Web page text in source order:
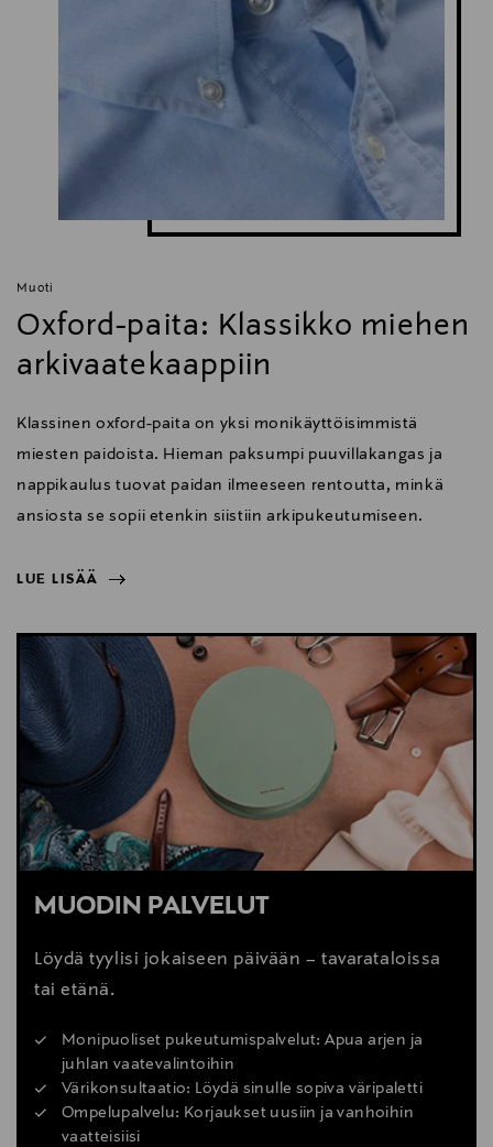
Muoti
Oxford-paita: Klassikko miehen
arkivaatekaappiin
Klassinen oxford-paita on yksi monikäyttöisimmistä
miesten paidoista. Hieman paksumpi puuvillakangas ja
nappikaulus tuovat paidan ilmeeseen rentoutta, minkä
ansiosta se sopii etenkin siistiin arkipukeutumiseen.
LUE LISÄÄ
LUE LISÄÄ
MUODIN PALVELUT
Löydä tyylisi jokaiseen päivään – tavarataloissa
tai etänä.
Monipuoliset pukeutumispalvelut: Apua arjen ja
juhlan vaatevalintoihin
Värikonsultaatio: Löydä sinulle sopiva väripaletti
Ompelupalvelu: Korjaukset uusiin ja vanhoihin
vaatteisiisi